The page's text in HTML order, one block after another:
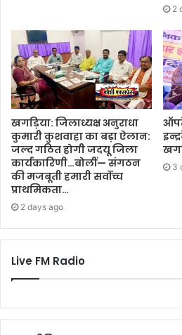
2
खगड़िया: जिलाध्यक्ष अनुराधा
कुमारी कुशवाहा का बड़ा ऐलान:
जल्द गठित होगी जदयू जिला
कार्यकारिणी…बोलीं— संगठन
की मजबूती हमारी सर्वोच्च
प्राथमिकता…
2 days ago
3
Live FM Radio